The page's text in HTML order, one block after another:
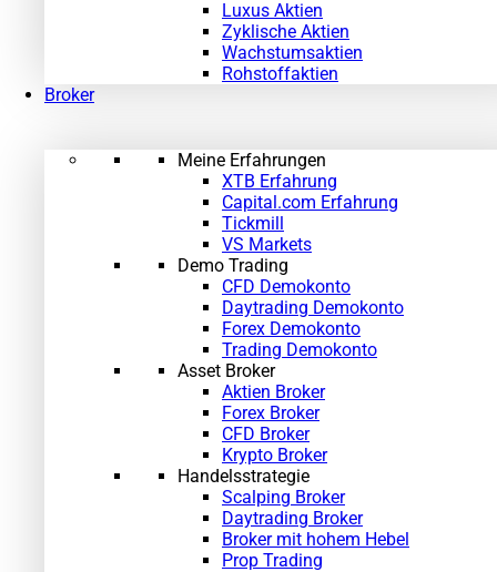
Luxus Aktien
Zyklische Aktien
Wachstumsaktien
Rohstoffaktien
Broker
Meine Erfahrungen
XTB Erfahrung
Capital.com Erfahrung
Tickmill
VS Markets
Demo Trading
CFD Demokonto
Daytrading Demokonto
Forex Demokonto
Trading Demokonto
Asset Broker
Aktien Broker
Forex Broker
CFD Broker
Krypto Broker
Handelsstrategie
Scalping Broker
Daytrading Broker
Broker mit hohem Hebel
Prop Trading